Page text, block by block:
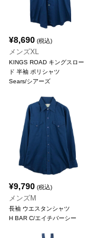
¥8,690 (税込)
メンズXL
KINGS ROAD キングスロー
ド 半袖 ポリシャツ
Sears/シアーズ
¥9,790 (税込)
メンズM
長袖 ウエスタンシャツ
H BAR C/エイチバーシー